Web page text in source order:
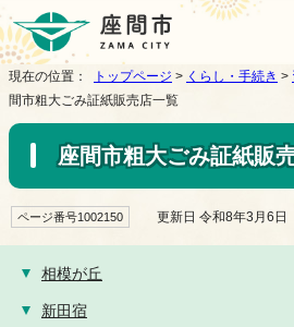
現在の位置： トップページ > くらし・手続き >
間市粗大ごみ証紙販売店一覧
座間市粗大ごみ証紙販
ページ番号1002150 更新日 令和8年3月6日
相模が丘
新田宿